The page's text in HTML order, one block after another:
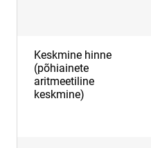
Keskmine hinne
(põhiainete
aritmeetiline
keskmine)